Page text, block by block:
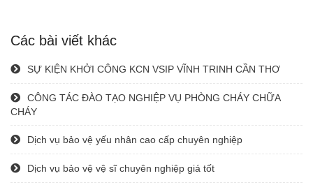
Các bài viết khác
SỰ KIỆN KHỞI CÔNG KCN VSIP VĨNH TRINH CẦN THƠ
CÔNG TÁC ĐÀO TẠO NGHIỆP VỤ PHÒNG CHÁY CHỮA
CHÁY
Dịch vụ bảo vệ yếu nhân cao cấp chuyên nghiệp
Dịch vụ bảo vệ vệ sĩ chuyên nghiệp giá tốt